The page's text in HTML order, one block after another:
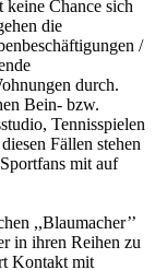
keine Chance sich
die
/
durch.
Bein- bzw.
Tennisspielen
Fällen stehen
mit auf
,,Blaumacher’’
in ihren Reihen zu
Kontakt mit